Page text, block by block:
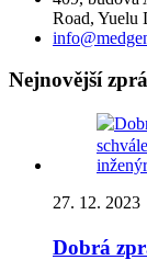
Road, Yuelu
Nejnovější
27. 12. 2023
Dobrá